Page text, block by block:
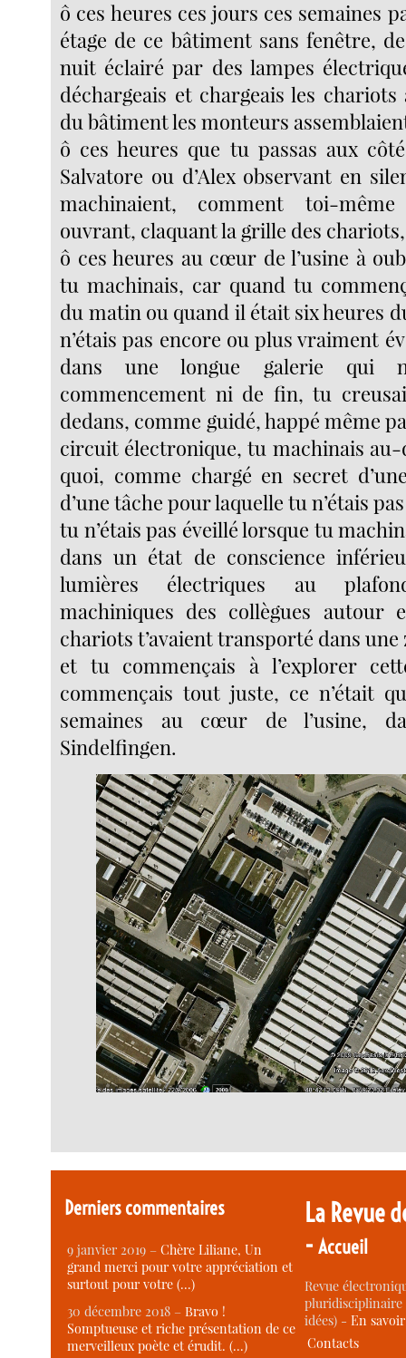
ô ces heures ces jours ces semaines
étage de ce bâtiment sans fenêtre,
nuit éclairé par des lampes
déchargeais et chargeais les chariots
du bâtiment les monteurs
ô ces heures que tu passas aux
Salvatore ou d’Alex observant en
machinaient, comment toi-
ouvrant, claquant la grille des chariots,
ô ces heures au cœur de l’usine à
tu machinais, car quand tu
du matin ou quand il était six heures
n’étais pas encore ou plus vraiment
dans une longue galerie qui
commencement ni de fin, tu
dedans, comme guidé, happé même
circuit électronique, tu machinais au-
quoi, comme chargé en secret
d’une tâche pour laquelle tu n’étais
tu n’étais pas éveillé lorsque tu
dans un état de conscience
lumières électriques au
machiniques des collègues
chariots t’avaient transporté dans
et tu commençais à l’explorer
commençais tout juste, ce n’était
semaines au cœur de l’usine,
Sindelfingen.
Derniers commentaires
9 janvier 2019 –Chère Liliane, Un
grand merci pour votre appréciation et
surtout pour votre (…)
30 décembre 2018 –Bravo !
Somptueuse et riche présentation de ce
merveilleux poète et érudit. (…)
La Revue
-Accueil
Revue
idées) -En
Contacts